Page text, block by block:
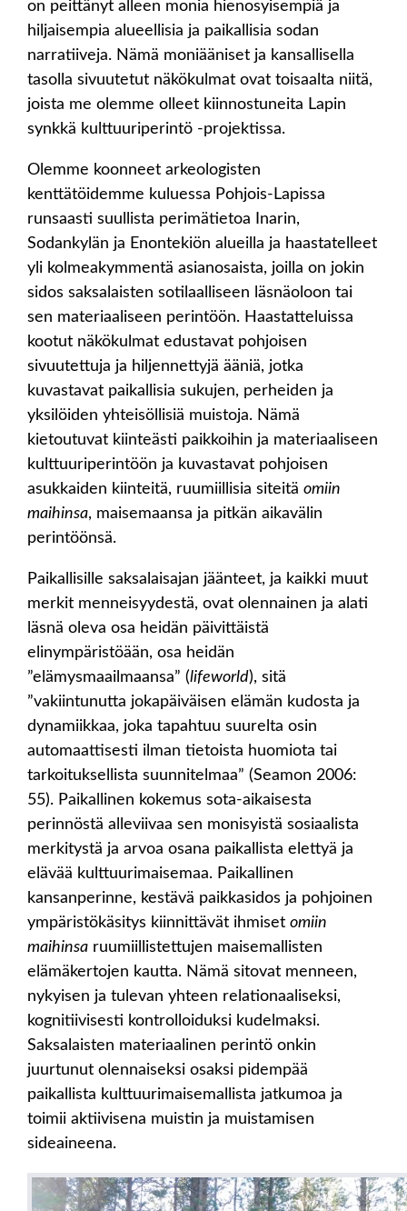
on peittänyt alleen monia hienosyisempiä ja
hiljaisempia alueellisia ja paikallisia sodan
narratiiveja. Nämä moniääniset ja kansallisella
tasolla sivuutetut näkökulmat ovat toisaalta niitä,
joista me olemme olleet kiinnostuneita Lapin
synkkä kulttuuriperintö -projektissa.
Olemme koonneet arkeologisten
kenttätöidemme kuluessa Pohjois-Lapissa
runsaasti suullista perimätietoa Inarin,
Sodankylän ja Enontekiön alueilla ja haastatelleet
yli kolmeakymmentä asianosaista, joilla on jokin
sidos saksalaisten sotilaalliseen läsnäoloon tai
sen materiaaliseen perintöön. Haastatteluissa
kootut näkökulmat edustavat pohjoisen
sivuutettuja ja hiljennettyjä ääniä, jotka
kuvastavat paikallisia sukujen, perheiden ja
yksilöiden yhteisöllisiä muistoja. Nämä
kietoutuvat kiinteästi paikkoihin ja materiaaliseen
kulttuuriperintöön ja kuvastavat pohjoisen
asukkaiden kiinteitä, ruumiillisia siteitä omiin
maihinsa, maisemaansa ja pitkän aikavälin
perintöönsä.
Paikallisille saksalaisajan jäänteet, ja kaikki muut
merkit menneisyydestä, ovat olennainen ja alati
läsnä oleva osa heidän päivittäistä
elinympäristöään, osa heidän
”elämysmaailmaansa” (lifeworld), sitä
”vakiintunutta jokapäiväisen elämän kudosta ja
dynamiikkaa, joka tapahtuu suurelta osin
automaattisesti ilman tietoista huomiota tai
tarkoituksellista suunnitelmaa” (Seamon 2006:
55). Paikallinen kokemus sota-aikaisesta
perinnöstä alleviivaa sen monisyistä sosiaalista
merkitystä ja arvoa osana paikallista elettyä ja
elävää kulttuurimaisemaa. Paikallinen
kansanperinne, kestävä paikkasidos ja pohjoinen
ympäristökäsitys kiinnittävät ihmiset omiin
maihinsa ruumiillistettujen maisemallisten
elämäkertojen kautta. Nämä sitovat menneen,
nykyisen ja tulevan yhteen relationaaliseksi,
kognitiivisesti kontrolloiduksi kudelmaksi.
Saksalaisten materiaalinen perintö onkin
juurtunut olennaiseksi osaksi pidempää
paikallista kulttuurimaisemallista jatkumoa ja
toimii aktiivisena muistin ja muistamisen
sideaineena.